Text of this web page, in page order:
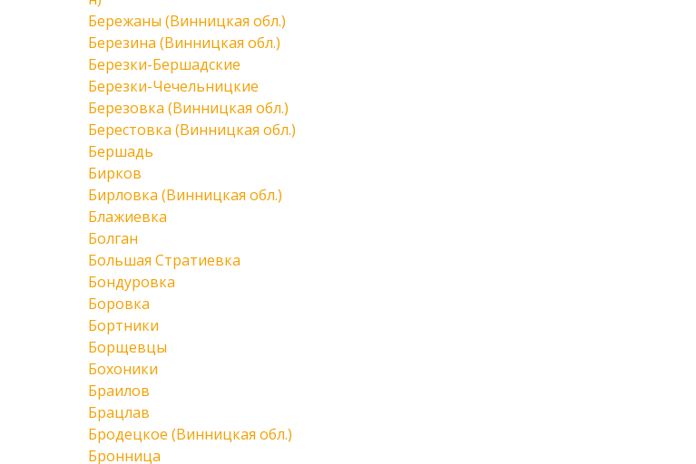
Бережаны (Винницкая обл.)
Березина (Винницкая обл.)
Березки-Бершадские
Березки-Чечельницкие
Березовка (Винницкая обл.)
Берестовка (Винницкая обл.)
Бершадь
Бирков
Бирловка (Винницкая обл.)
Блажиевка
Болган
Большая Стратиевка
Бондуровка
Боровка
Бортники
Борщевцы
Бохоники
Браилов
Брацлав
Бродецкое (Винницкая обл.)
Бронница